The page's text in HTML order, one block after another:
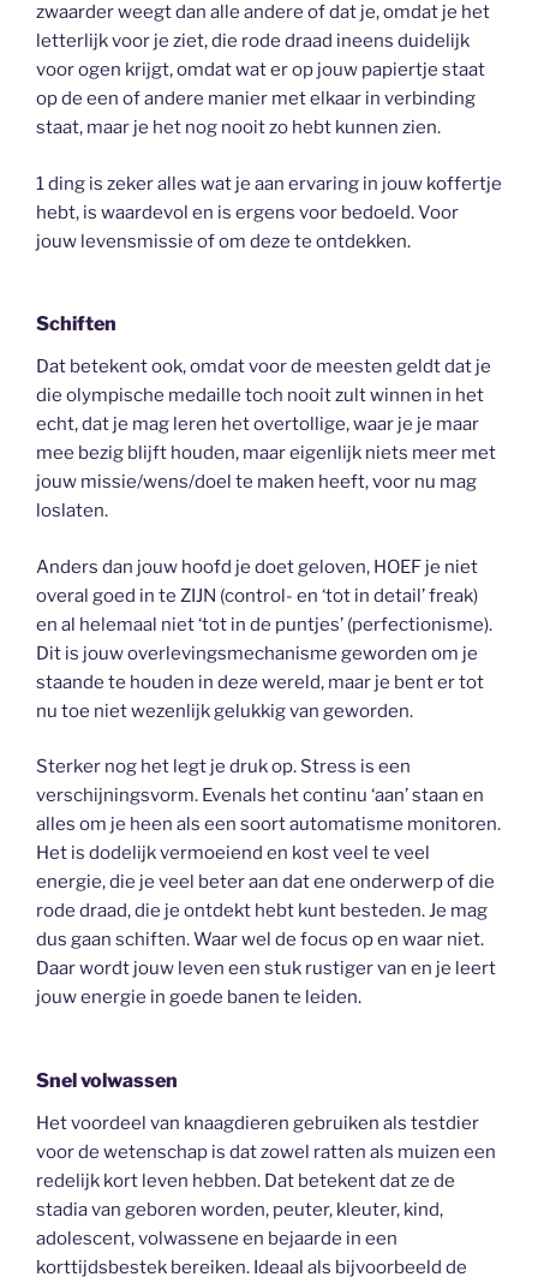
zwaarder weegt dan alle andere of dat je, omdat je het
letterlijk voor je ziet, die rode draad ineens duidelijk
voor ogen krijgt, omdat wat er op jouw papiertje staat
op de een of andere manier met elkaar in verbinding
staat, maar je het nog nooit zo hebt kunnen zien.
1 ding is zeker alles wat je aan ervaring in jouw koffertje
hebt, is waardevol en is ergens voor bedoeld. Voor
jouw levensmissie of om deze te ontdekken.
Schiften
Dat betekent ook, omdat voor de meesten geldt dat je
die olympische medaille toch nooit zult winnen in het
echt, dat je mag leren het overtollige, waar je je maar
mee bezig blijft houden, maar eigenlijk niets meer met
jouw missie/wens/doel te maken heeft, voor nu mag
loslaten.
Anders dan jouw hoofd je doet geloven, HOEF je niet
overal goed in te ZIJN (control- en ‘tot in detail’ freak)
en al helemaal niet ‘tot in de puntjes’ (perfectionisme).
Dit is jouw overlevingsmechanisme geworden om je
staande te houden in deze wereld, maar je bent er tot
nu toe niet wezenlijk gelukkig van geworden.
Sterker nog het legt je druk op. Stress is een
verschijningsvorm. Evenals het continu ‘aan’ staan en
alles om je heen als een soort automatisme monitoren.
Het is dodelijk vermoeiend en kost veel te veel
energie, die je veel beter aan dat ene onderwerp of die
rode draad, die je ontdekt hebt kunt besteden. Je mag
dus gaan schiften. Waar wel de focus op en waar niet.
Daar wordt jouw leven een stuk rustiger van en je leert
jouw energie in goede banen te leiden.
Snel volwassen
Het voordeel van knaagdieren gebruiken als testdier
voor de wetenschap is dat zowel ratten als muizen een
redelijk kort leven hebben. Dat betekent dat ze de
stadia van geboren worden, peuter, kleuter, kind,
adolescent, volwassene en bejaarde in een
korttijdsbestek bereiken. Ideaal als bijvoorbeeld de